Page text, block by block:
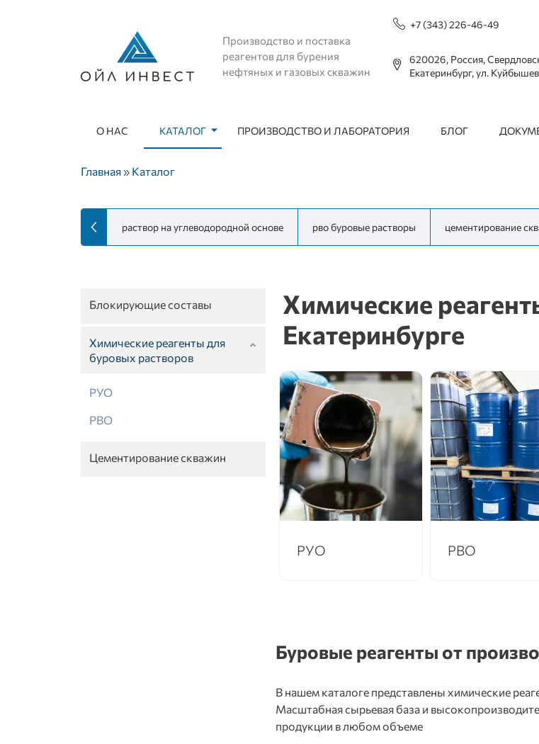
Производство и поставка
реагентов для бурения
нефтяных и газовых скважин
+7 (343) 226-46-49
620026, Россия,
Екатеринбург, ул.
Основная навигация
О НАС КАТАЛОГ ПРОИЗВОДСТВО И ЛАБОРАТОРИЯ БЛОГ
Строка навигации
Главная Каталог
раствор на углеводородной основе рво буровые растворы цементирование
реактор
Блокирующие составы
Химические реагенты для
буровых растворов
РУО
РВО
Цементирование скважин
Химические
Екатеринбурге
РУО РВО
Буровые реагенты от
В нашем каталоге представлены химические
Масштабная сырьевая база и
продукции в любом объеме